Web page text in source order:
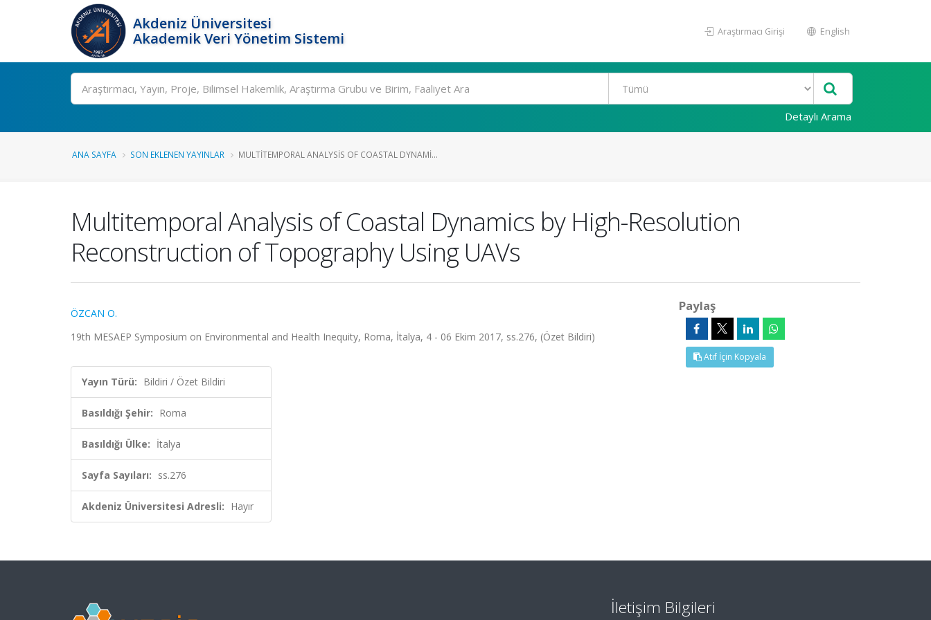
Akdeniz Üniversitesi
Akademik Veri Yönetim Sistemi
Araştırmacı Girişi English
Ara
Detaylı Arama
ANA SAYFA SON EKLENEN YAYINLAR MULTITEMPORAL ANALYSIS OF COASTAL DYNAMI...
Multitemporal Analysis of Coastal Dynamics by High-Resolution
Reconstruction of Topography Using UAVs
ÖZCAN O.
19th MESAEP Symposium on Environmental and Health Inequity, Roma, İtalya, 4 - 06 Ekim 2017, ss.276, (Özet Bildiri)
Yayın Türü: Bildiri / Özet Bildiri
Basıldığı Şehir: Roma
Basıldığı Ülke: İtalya
Sayfa Sayıları: ss.276
Akdeniz Üniversitesi Adresli: Hayır
Paylaş
Atıf İçin Kopyala
İletişim Bilgileri